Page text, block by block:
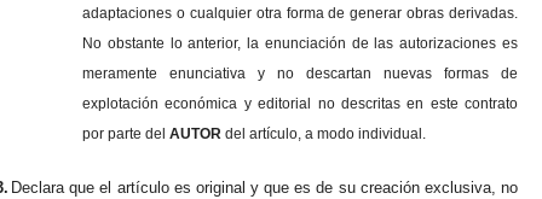
adaptaciones o cualquier otra forma de generar obras derivadas.
No obstante lo anterior, la enunciación de las autorizaciones es
meramente enunciativa y no descartan nuevas formas de
explotación económica y editorial no descritas en este contrato
por parte del AUTORdel artículo, a modo individual.
Declara que el artículo es original y que es de su creación exclusiva, no